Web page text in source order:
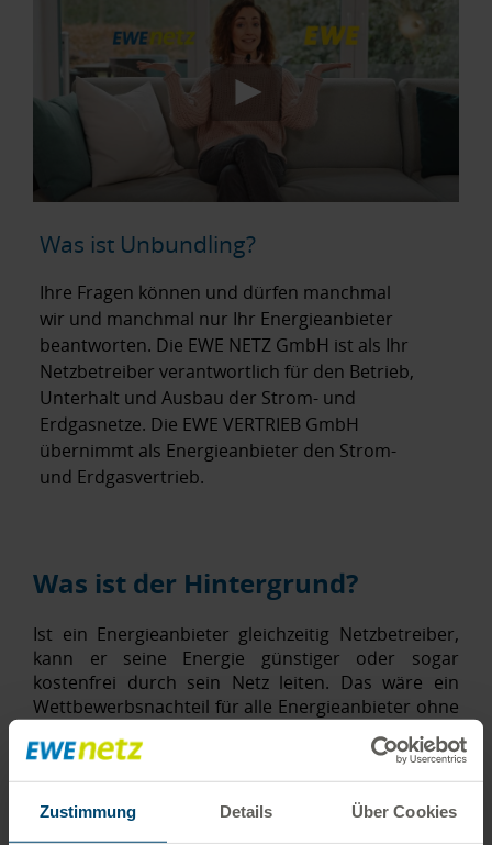
Zustimmung Details Über Cookies
Ihre Energieabrechnung
Ihre Zählerstände – Abgabe oder Korrektur
Ihr Tarif oder Vertrag bei Ihrem
Energieanbieter
Ihr Wechsel zu einem neuen Anbieter – An-
oder Abmeldung
Was ist Unbundling?
Ihre Fragen können und dürfen manchmal
wir und manchmal nur Ihr Energieanbieter
beantworten. Die EWE NETZ GmbH ist als Ihr
Netzbetreiber verantwortlich für den Betrieb,
Unterhalt und Ausbau der Strom- und
Erdgasnetze. Die EWE VERTRIEB GmbH
übernimmt als Energieanbieter den Strom-
und Erdgasvertrieb.
Was ist der Hintergrund?
Ist ein Energieanbieter gleichzeitig Netzbetreiber,
kann er seine Energie günstiger oder sogar
kostenfrei durch sein Netz leiten. Das wäre ein
Wettbewerbsnachteil für alle Energieanbieter ohne
eigenes Netz. Um das zu vermeiden, hat der
Gesetzgeber das Unbundling eingeführt. Hierbei
geht es also um Fairness auf dem Energiemarkt.
Daher haben Sie heute bei EWE mit zwei